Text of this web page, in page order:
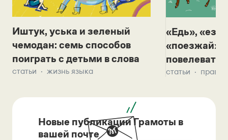
Иштук, уська и зеленый
чемодан: семь способов
поиграть с детьми в слова
статьи жизнь языка
«Едь»,
«поезжай»?
повелевать
статьи
Новые публикации Грамоты в
вашей почте